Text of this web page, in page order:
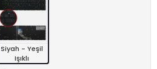
Siyah - Yeşil
Işıklı